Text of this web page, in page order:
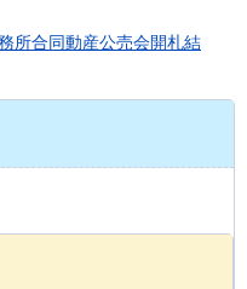
所合同動産公売会開札結